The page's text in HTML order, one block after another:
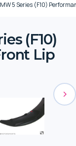
5 Series (F10)
(F10)
Lip